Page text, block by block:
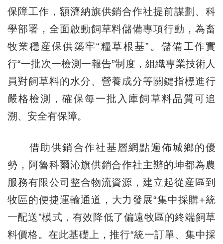
保障工作，額濟納旗供銷合作社提前謀劃、科
學部署，全面啟動飼草料儲備專項行動，為畜
牧業穩産保供築牢“糧草根基”。儲備工作實
行“一批次一檢測一報告”制度，組織專業技術人
員對飼草料的水分、營養成分等關鍵指標進行
嚴格檢測，確保每一批入庫飼草料品質可追
溯、安全有保障。
借助供銷合作社基層網點遍佈城鄉的優
勢，阿魯科爾沁旗供銷合作社主辦的坤都為農
服務有限公司整合物流資源，建立起從産區到
牧區的便捷運輸通道，大力發展“集中採購+統
一配送”模式，有效降低了偏遠牧區的終端飼草
料價格。在此基礎上，推行“統一訂單、集中採